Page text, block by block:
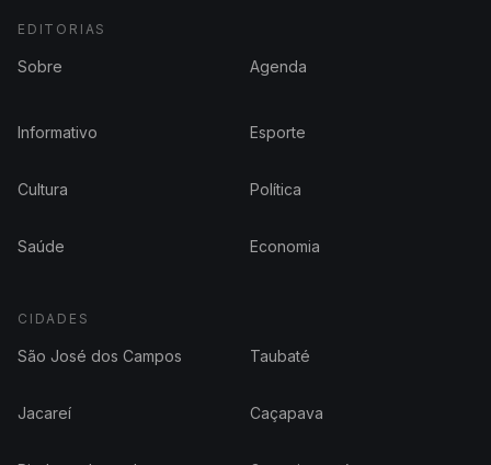
EDITORIAS
Sobre Agenda
Informativo Esporte
Cultura Política
Saúde Economia
CIDADES
São José dos Campos Taubaté
Jacareí Caçapava